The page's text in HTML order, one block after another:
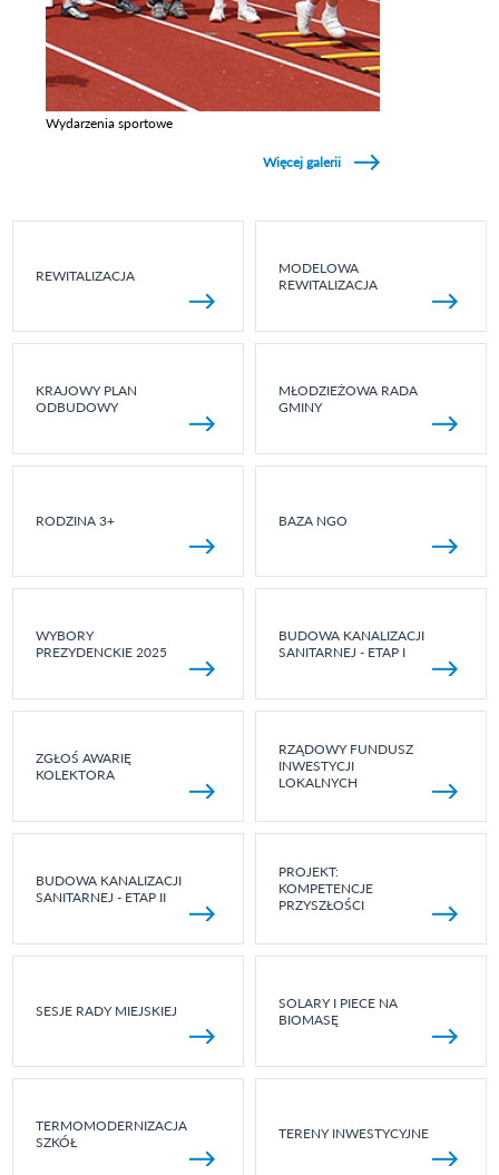
Wydarzenia sportowe
Więcej galerii
REWITALIZACJA
MODELOWA
REWITALIZACJA
KRAJOWY PLAN
ODBUDOWY
MŁODZIEŻOWA RADA
GMINY
RODZINA 3+ BAZA NGO
WYBORY
PREZYDENCKIE 2025
BUDOWA KANALIZACJI
SANITARNEJ - ETAP I
ZGŁOŚ AWARIĘ
KOLEKTORA
RZĄDOWY FUNDUSZ
INWESTYCJI
LOKALNYCH
BUDOWA KANALIZACJI
SANITARNEJ - ETAP II
PROJEKT:
KOMPETENCJE
PRZYSZŁOŚCI
SESJE RADY MIEJSKIEJ
SOLARY I PIECE NA
BIOMASĘ
TERMOMODERNIZACJA
SZKÓŁ
TERENY INWESTYCYJNE